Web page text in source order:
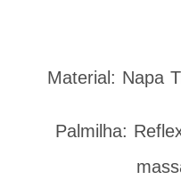
Material: Napa
Palmilha: